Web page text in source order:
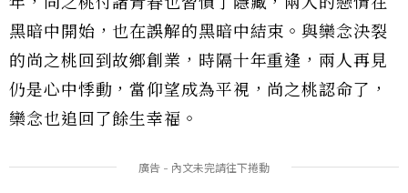
黑暗中開始，也在誤解的黑暗中結束。與欒念決裂
的尚之桃回到故鄉創業，時隔十年重逢，兩人再見
仍是心中悸動，當仰望成為平視，尚之桃認命了，
欒念也追回了餘生幸福。